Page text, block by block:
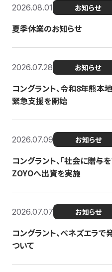
2026.08.01 お知らせ
夏季休業のお知らせ
2026.07.28 お知らせ
コングラント、令和8年熊
緊急支援を開始
2026.07.09 お知らせ
コングラント、「社会に贈与
ZOYOへ出資を実施
2026.07.07 お知らせ
コングラント、ベネズエラ
ついて